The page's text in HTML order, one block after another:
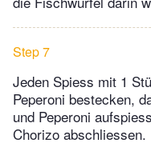
Step 7
Jeden Spiess mit 1
Peperoni bestecken,
und Peperoni
Chorizo abschliessen.